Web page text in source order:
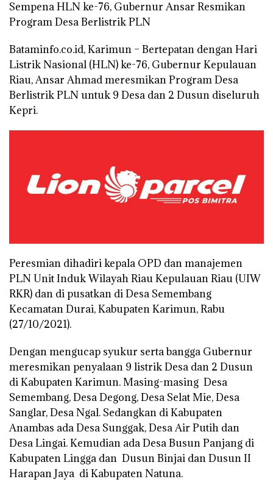
Sempena HLN ke-76, Gubernur Ansar Resmikan
Program Desa Berlistrik PLN
Bataminfo.co.id, Karimun – Bertepatan dengan Hari
Listrik Nasional (HLN) ke-76, Gubernur Kepulauan
Riau, Ansar Ahmad meresmikan Program Desa
Berlistrik PLN untuk 9 Desa dan 2 Dusun diseluruh
Kepri.
Peresmian dihadiri kepala OPD dan manajemen
PLN Unit Induk Wilayah Riau Kepulauan Riau (UIW
RKR) dan di pusatkan di Desa Semembang
Kecamatan Durai, Kabupaten Karimun, Rabu
(27/10/2021).
Dengan mengucap syukur serta bangga Gubernur
meresmikan penyalaan 9 listrik Desa dan 2 Dusun
di Kabupaten Karimun. Masing-masing Desa
Semembang, Desa Degong, Desa Selat Mie, Desa
Sanglar, Desa Ngal. Sedangkan di Kabupaten
Anambas ada Desa Sunggak, Desa Air Putih dan
Desa Lingai. Kemudian ada Desa Busun Panjang di
Kabupaten Lingga dan Dusun Binjai dan Dusun II
Harapan Jaya di Kabupaten Natuna.